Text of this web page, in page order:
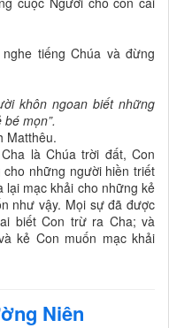
tiếng Chúa và đừng
khôn ngoan biết những
mọn”.
Matthêu.
là Chúa trời đất, Con
những người hiền triết
lại mạc khải cho những kẻ
như vậy. Mọi sự đã được
biết Con trừ ra Cha; và
kẻ Con muốn mạc khải
Niên